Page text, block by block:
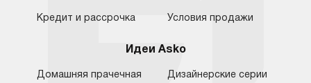
Кредит и рассрочка Условия продажи
Идеи Asko
Домашняя прачечная Дизайнерские серии